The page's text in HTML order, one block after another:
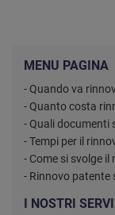
MENU PAGINA
- Quando va
- Quanto costa
- Quali documenti
- Tempi per il
- Come si svolge
- Rinnovo patente
I NOSTRI